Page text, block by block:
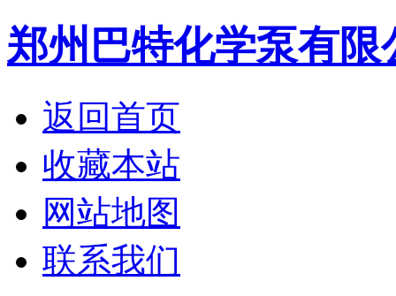
郑州巴特化学泵有限
返回首页
收藏本站
网站地图
联系我们